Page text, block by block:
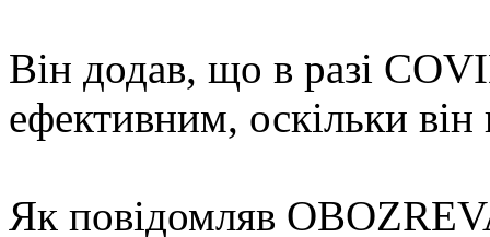
Він додав, що в разі
ефективним, оскільки він
Як повідомляв